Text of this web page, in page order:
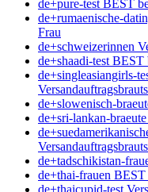
de+pure-test BEST
de+rumaenische-
Frau
de+schweizerinnen
de+shaadi-test BEST
de+singleasiangirls-
de+slowenisch-
de+sri-lankan-
de+tadschikistan-
de+thai-frauen BEST
de+thaicupid-test